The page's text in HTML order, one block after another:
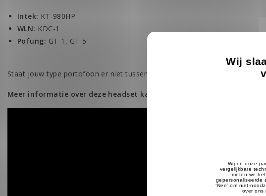
Intek: KT-980HP
WLN: KDC-1
Pofung: GT-1, GT-5
Staat jouw type portofoon er niet tussen? Stuur ons een e-mail en wij
Meer informatie over deze headset kan je in de onderstaande video
Wij